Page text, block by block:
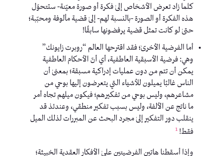
كلما زاد تعرض الأشخاص إلىٰ فكرة أو صورة معيّنة- ستتحوّل
هذه الفكرة أو الصورة -بالنسبة لهم- إلىٰ قضية مألوفة ومحبّبة؛
حتىٰ لو كانت تمثل قضية يرفضونها سابقًا!
أما الفرضية الأخرىٰ؛ فقد اقترحها العالم “روبرت زايونك”
وهي: فرضية الأسبقية العاطفية، أي أنّ الأحكام العاطفية
يمكن أن تتم من دون عمليات إدراكية مسبقة؛ بمعنىٰ أن
الناس غالبًا يميلون للأشياء التي يتعرضون إليها بوحي من
مشاعرهم، وليس بوحي من تفكيرهم؛ فيكون ميلهم تجاه أمر
ما ناتج عن الألفة، وليس بسبب تفكير منطقي، وعندئذ قد
ينقلب دور التفكير إلىٰ مجرد البحث عن المبررات لذلك الميل
فقط! 1
وإذا أسقطنا هاتين الفرضيتين علىٰ الأفكار العقدية الخبيثة؛